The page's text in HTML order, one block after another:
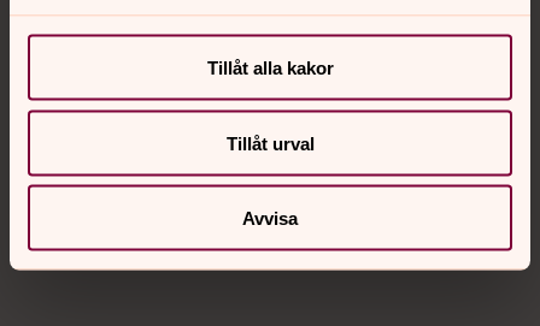
Tillåt alla kakor
Tillåt urval
Avvisa
Kalender
Hitta snabbt